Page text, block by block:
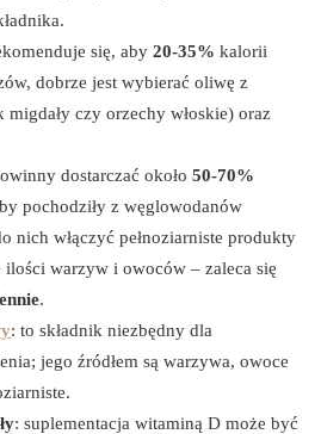
się, aby 20-35% kalorii
dobrze jest wybierać oliwę z
czy orzechy włoskie) oraz
dostarczać około 50-70%
pochodziły z węglowodanów
nich włączyć pełnoziarniste produkty
ilości warzyw i owoców – zaleca się
.
: to składnik niezbędny dla
jego źródłem są warzywa, owoce
: suplementacja witaminą D może być